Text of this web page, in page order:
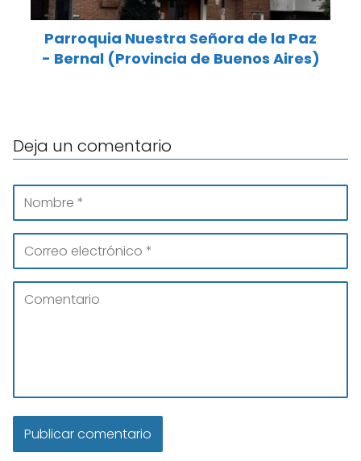
Parroquia Nuestra Señora de la Paz
- Bernal (Provincia de Buenos Aires)
Deja un comentario